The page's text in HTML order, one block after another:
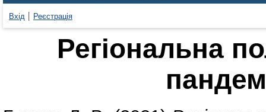
Вхід Реєстрація
Регіональна